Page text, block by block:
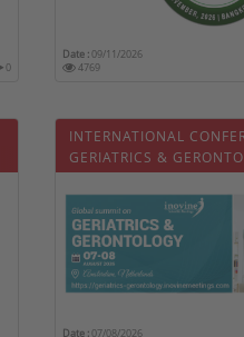
0
Date :09/11/2026
4769
INTERNATIONAL
GERIATRICS &
Date :07/08/2026